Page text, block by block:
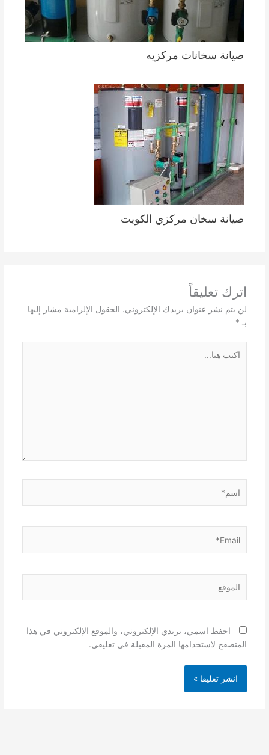
صيانة سخانات مركزيه
صيانة سخان مركزي الكويت
اترك تعليقاً
لن يتم نشر عنوان بريدك الإلكتروني. الحقول الإلزامية مشار إليها
بـ *
هنا...
احفظ اسمي، بريدي الإلكتروني، والموقع الإلكتروني في هذا
المتصفح لاستخدامها المرة المقبلة في تعليقي.